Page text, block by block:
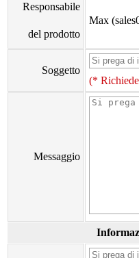
Responsabile
del prodotto
Max
Soggetto
(*
Messaggio